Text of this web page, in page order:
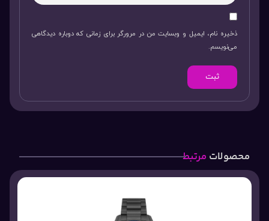
ذخیره نام، ایمیل و وبسایت من در مرورگر برای زمانی که دوباره دیدگاهی
می‌نویسم.
محصولات مرتبط